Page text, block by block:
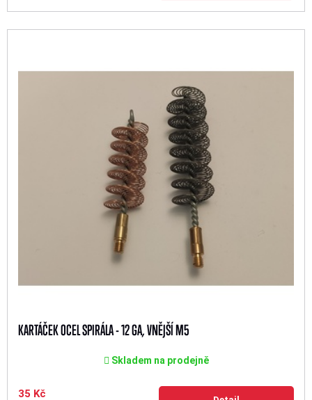
KARTÁČEK OCEL SPIRÁLA - 12 GA, VNĚJŠÍ M5
Skladem na prodejně
35 Kč